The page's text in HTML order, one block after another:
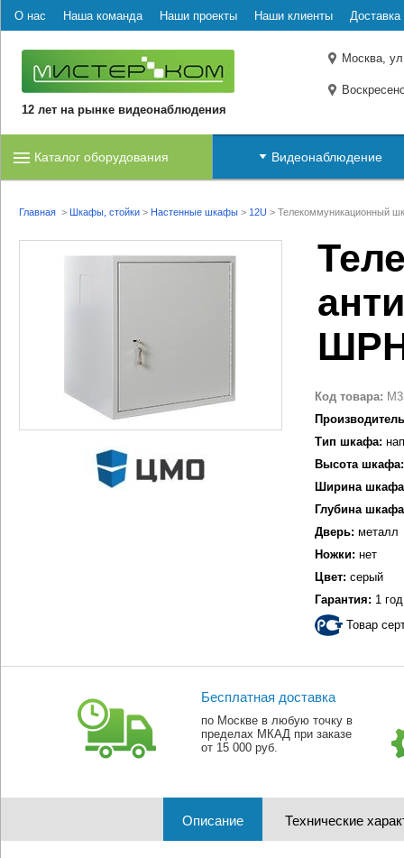
О нас Наша команда Наши проекты Наши клиенты Доставка
12 лет на рынке видеонаблюдения
Москва,
Каталог оборудования Видеонаблюдение
Главная > Шкафы, стойки > Настенные шкафы > 12U > Телекоммуникационный
Код товара:
Тип шкафа:
Высота шкафа:
Ширина
Глубина
Дверь: металл
Ножки: нет
Цвет: серый
Гарантия: 1 год
Товар
Бесплатная доставка
по Москве в любую точку в
пределах МКАД при заказе
от 15 000 руб.
Описание Технические